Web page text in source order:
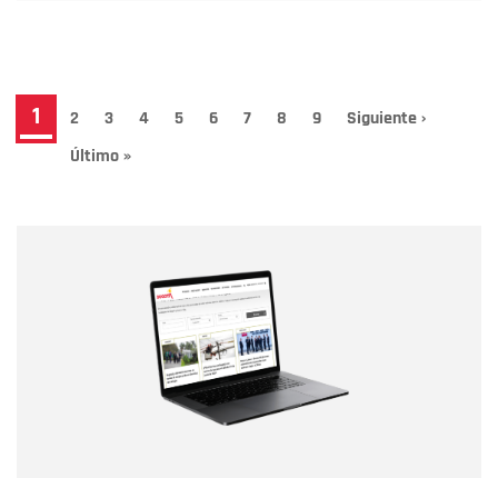
Paginación
Página
actual
1 Page
2 Page
3 Page
4 Page
5 Page
6 Page
7 Page
8 Page
9
Siguiente
Siguiente ›
Última
Último »
Correo electrónico
Tipo de comentario